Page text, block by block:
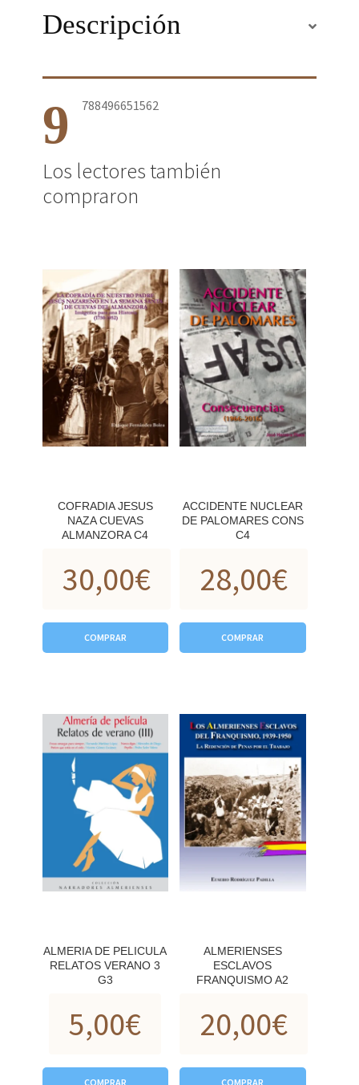
Descripción
9 788496651562
Los lectores también
compraron
COFRADIA JESUS
NAZA CUEVAS
ALMANZORA C4
30,00€
COMPRAR
ACCIDENTE NUCLEAR
DE PALOMARES CONS
C4
28,00€
COMPRAR
ALMERIA DE PELICULA
RELATOS VERANO 3
G3
5,00€
COMPRAR
ALMERIENSES
ESCLAVOS
FRANQUISMO A2
20,00€
COMPRAR